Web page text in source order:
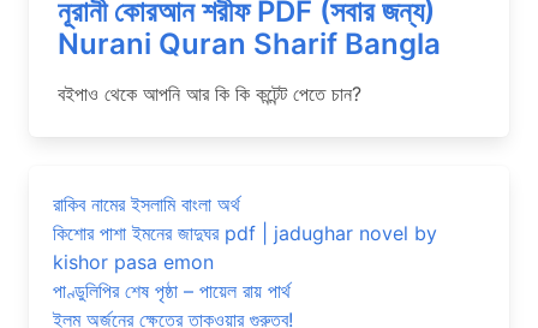
নূরানী কোরআন শরীফ PDF (সবার জন্য)
Nurani Quran Sharif Bangla
বইপাও থেকে আপনি আর কি কি কন্টেন্ট পেতে চান?
রাকিব নামের ইসলামি বাংলা অর্থ
কিশোর পাশা ইমনের জাদুঘর pdf | jadughar novel by
kishor pasa emon
পাণ্ডুলিপির শেষ পৃষ্ঠা – পায়েল রায় পার্থ
ইলম অর্জনের ক্ষেত্রে তাকওয়ার গুরুত্ব!